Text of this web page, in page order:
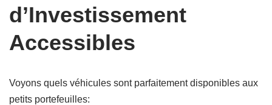
d’Investissement
Accessibles
Voyons quels véhicules sont parfaitement disponibles aux
petits portefeuilles: